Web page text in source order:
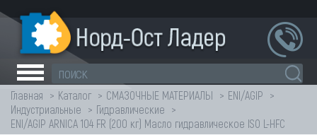
Главная Каталог СМАЗОЧНЫЕ МАТЕРИАЛЫ
ENI/AGIP
Индустриальные
Гидравлические
ENI/AGIP ARNICA 104 FR (200 кг) Масло гидравлическое ISO L-HFC